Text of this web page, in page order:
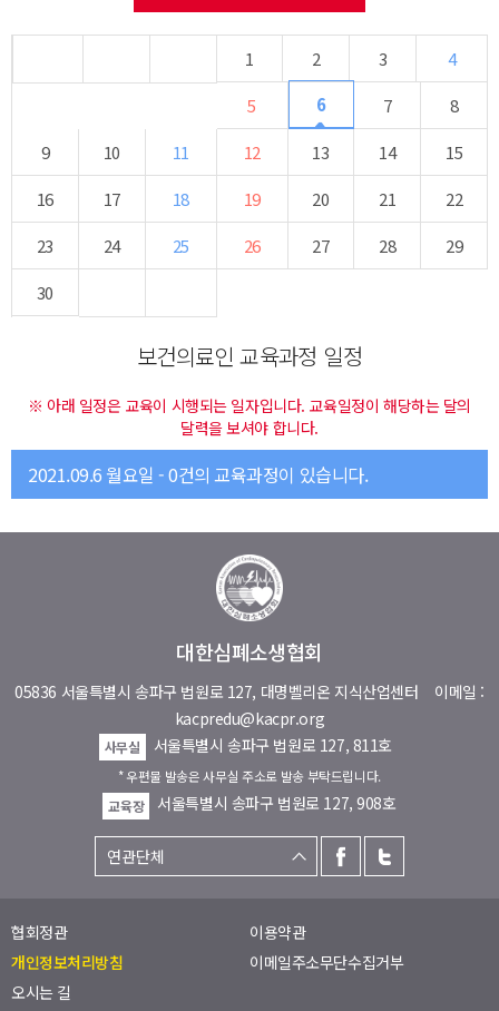
1 2 3
4
5
6 7
8
9
10 11 12 13 14
15
16
17 18 19 20 21
22
23
24 25 26 27 28
29
30
보건의료인 교육과정 일정
※ 아래 일정은 교육이 시행되는 일자입니다. 교육일정이 해당하는 달의
달력을 보셔야 합니다.
2021.09.6 월요일 - 0건의 교육과정이 있습니다.
대한심폐소생협회
05836 서울특별시 송파구 법원로 127, 대명벨리온 지식산업센터 이메일 :
kacpredu@kacpr.org
사무실 서울특별시 송파구 법원로 127, 811호
* 우편물 발송은 사무실 주소로 발송 부탁드립니다.
교육장
서울특별시 송파구 법원로 127, 908호
협회정관
이용약관
개인정보처리방침
이메일주소무단수집거부
오시는 길